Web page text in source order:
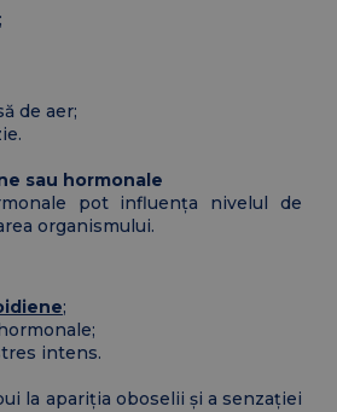
de aer;
sau hormonale
pot influența nivelul de
organismului.
;
intens.
la apariția oboselii și a senzației